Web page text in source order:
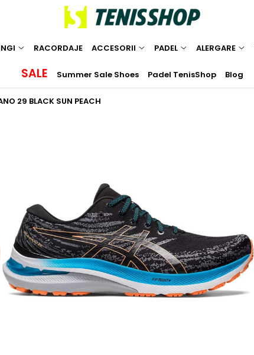
RACORDAJE ACCESORII PADEL ALERGARE
SALE Summer Sale Shoes Padel TenisShop Blog
29 BLACK SUN PEACH